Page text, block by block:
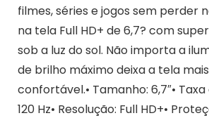
filmes, séries e jogos sem perder
na tela Full HD+ de 6,7? com
sob a luz do sol. Não importa a
de brilho máximo deixa a tela
confortável.• Tamanho: 6,7″•
120 Hz• Resolução: Full HD+•